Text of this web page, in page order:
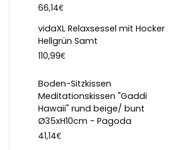
66,14€
vidaXL Relaxsessel mit Hocker
Hellgrün Samt
110,99€
Boden-Sitzkissen
Meditationskissen "Gaddi
Hawaii" rund beige/ bunt
Ø35xH10cm - Pagoda
41,14€